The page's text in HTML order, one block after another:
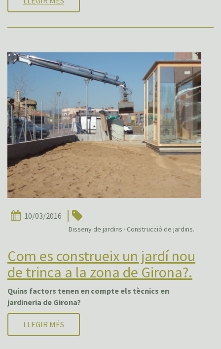
10/03/2016
Disseny de jardins · Construcció de jardins.
Com es construeix un jardí nou
de trinca a la zona de Girona?.
Quins factors tenen en compte els tècnics en
jardineria de Girona?
LLEGIR MÉS